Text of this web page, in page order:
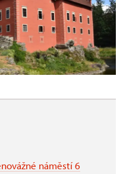
náměstí 6